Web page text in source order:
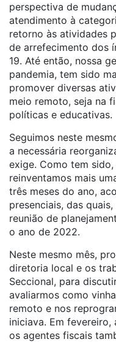
perspectiva de
atendimento à
retorno às atividades
de arrefecimento dos
19. Até então, nossa
pandemia, tem sido
promover diversas
meio remoto, seja na
políticas e educativas.
Seguimos neste
a necessária
exige. Como tem
reinventamos mais
três meses do ano,
presenciais, das
reunião de
o ano de 2022.
Neste mesmo mês,
diretoria local e os
Seccional, para
avaliarmos como
remoto e nos
iniciava. Em
os agentes fiscais